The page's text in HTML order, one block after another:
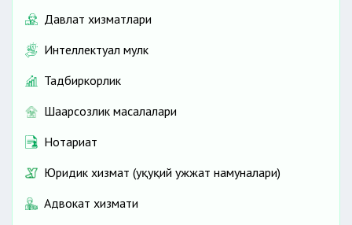
Давлат хизматлари
Интеллектуал мулк
Тадбиркорлик
Шаҳарсозлик масалалари
Нотариат
Юридик хизмат (ҳуқуқий ҳужжат намуналари)
Адвокат хизмати